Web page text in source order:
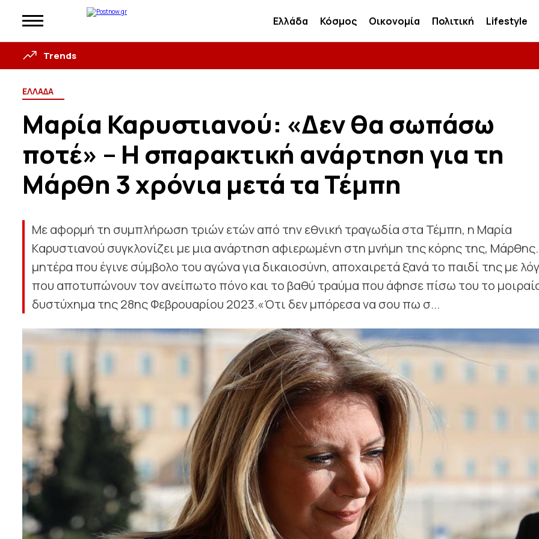
Ελλάδα Κόσμος Οικονομία Πολιτική Lifestyle
Trends
ΕΛΛΑΔΑ
Μαρία Καρυστιανού: «Δεν θα σωπάσω
ποτέ» – Η σπαρακτική ανάρτηση για τη
Μάρθη 3 χρόνια μετά τα Τέμπη
Με αφορμή τη συμπλήρωση τριών ετών από την εθνική τραγωδία στα Τέμπη, η Μαρία
Καρυστιανού συγκλονίζει με μια ανάρτηση αφιερωμένη στη μνήμη της κόρης της,
μητέρα που έγινε σύμβολο του αγώνα για δικαιοσύνη, αποχαιρετά ξανά το παιδί της με
που αποτυπώνουν τον ανείπωτο πόνο και το βαθύ τραύμα που άφησε πίσω του το
δυστύχημα της 28ης Φεβρουαρίου 2023.«Ότι δεν μπόρεσα να σου πω σ...